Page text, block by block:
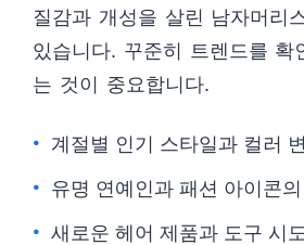
질감과 개성을 살린 남자머리
있습니다. 꾸준히 트렌드를 확
는 것이 중요합니다.
계절별 인기 스타일과 컬러
유명 연예인과 패션 아이콘
새로운 헤어 제품과 도구 시